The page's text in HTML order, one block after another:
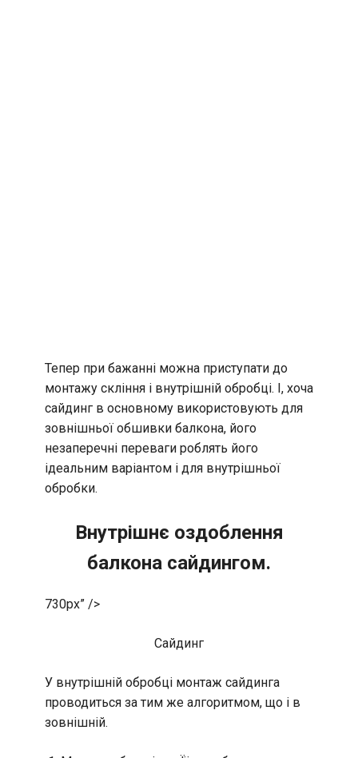
Тепер при бажанні можна приступати до
монтажу скління і внутрішній обробці. І, хоча
сайдинг в основному використовують для
зовнішньої обшивки балкона, його
незаперечні переваги роблять його
ідеальним варіантом і для внутрішньої
обробки.
Внутрішнє оздоблення
балкона сайдингом.
730px” />
Сайдинг
У внутрішній обробці монтаж сайдинга
проводиться за тим же алгоритмом, що і в
зовнішній.